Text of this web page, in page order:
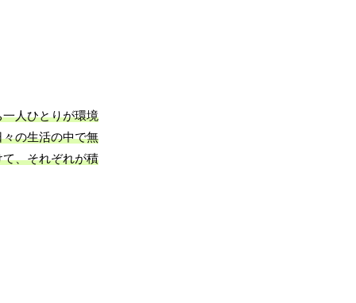
一人ひとりが環境
の生活の中で無
、それぞれが積